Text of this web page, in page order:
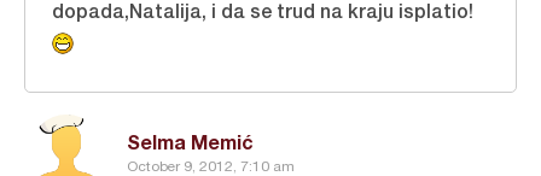
Selma Memić
October 9, 2012, 7:10 am
dopada,Natalija, i da se trud na kraju isplatio!